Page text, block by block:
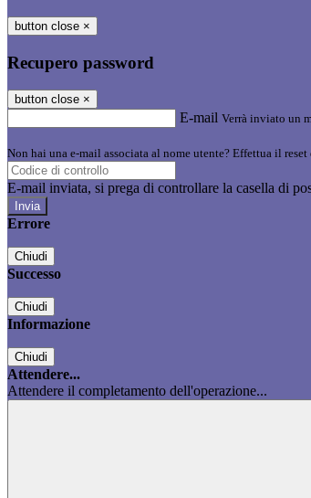
button close ×
Recupero password
button close ×
E-mail Verrà inviato un
Non hai una e-mail associata al nome utente? Effettua il
E-mail inviata, si prega di controllare la casella di
Errore
Chiudi
Successo
Chiudi
Informazione
Chiudi
Attendere...
Attendere il completamento dell'operazione...